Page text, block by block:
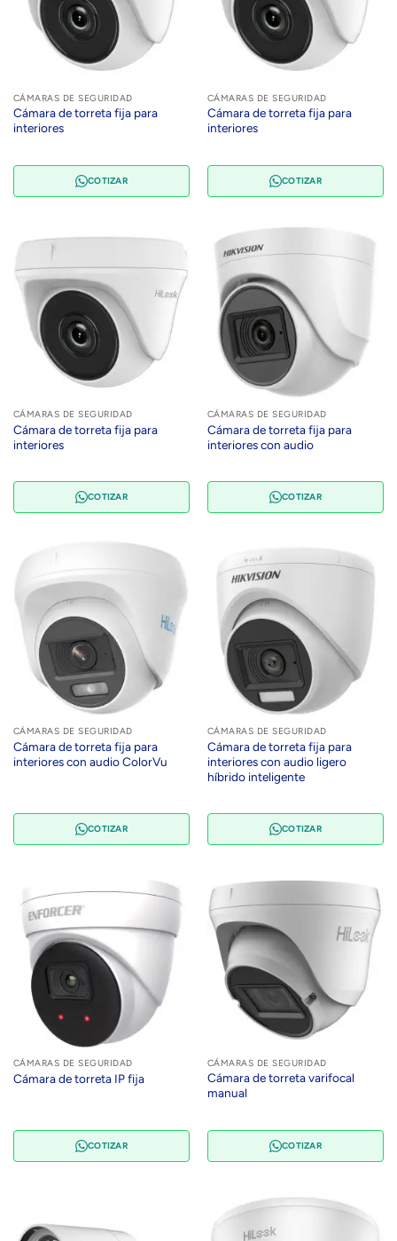
CÁMARAS DE SEGURIDAD
Cámara de torreta fija para
interiores
COTIZAR
CÁMARAS DE SEGURIDAD
Cámara de torreta fija para
interiores
COTIZAR
CÁMARAS DE SEGURIDAD
Cámara de torreta fija para
interiores
COTIZAR
CÁMARAS DE SEGURIDAD
Cámara de torreta fija para
interiores con audio
COTIZAR
CÁMARAS DE SEGURIDAD
Cámara de torreta fija para
interiores con audio ColorVu
COTIZAR
CÁMARAS DE SEGURIDAD
Cámara de torreta fija para
interiores con audio ligero
híbrido inteligente
COTIZAR
CÁMARAS DE SEGURIDAD
Cámara de torreta IP fija
COTIZAR
CÁMARAS DE SEGURIDAD
Cámara de torreta varifocal
manual
COTIZAR